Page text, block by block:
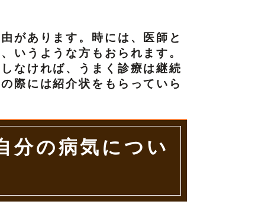
があります。時には、医師と
いうような方もおられます。
なければ、うまく診療は継続
際には紹介状をもらっていら
分の病気につい